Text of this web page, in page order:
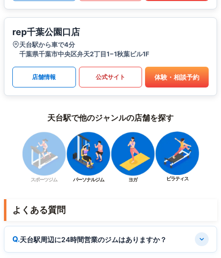
rep千葉公園口店
天台駅から車で4分
千葉県千葉市中央区弁天2丁目1−1秋葉ビル1F
店舗情報 公式サイト 体験・相談予約
天台駅で他のジャンルの店舗を探す
スポーツジム パーソナルジム ヨガ ピラティス
よくある質問
天台駅周辺に24時間営業のジムはありますか？